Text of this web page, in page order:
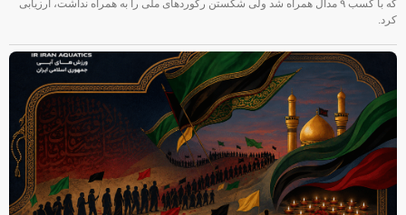
که با کسب ۹ مدال همراه شد ولی شکستن رکوردهای ملی را به همراه نداشت، ارزیابی
کرد.